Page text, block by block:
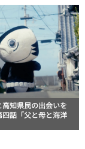
高知県民の出会いを
四話「父と母と海洋